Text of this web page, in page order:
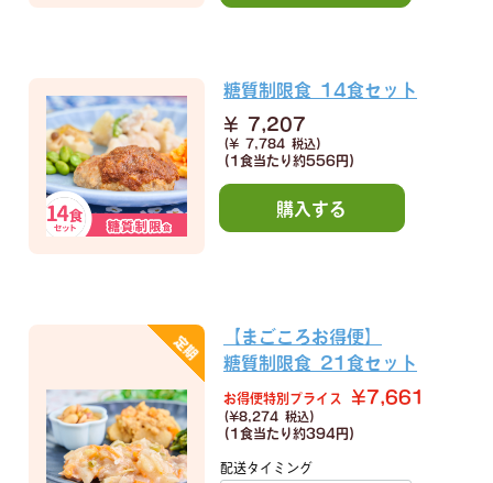
糖質制限食 14食セット
¥ 7,207
(¥ 7,784 税込)
(1食当たり約556円)
購入する
【まごころお得便】
糖質制限食 21食セット
お得便特別プライス ¥7,661
(¥8,274 税込)
(1食当たり約394円)
配送タイミング